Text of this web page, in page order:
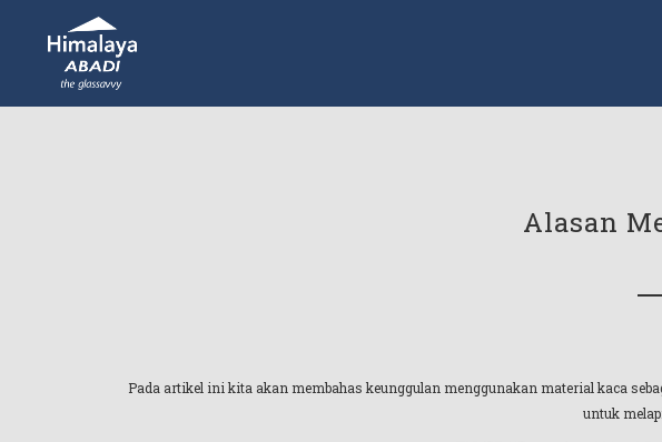
Alasan
Pada artikel ini kita akan membahas keunggulan menggunakan material kaca
untuk